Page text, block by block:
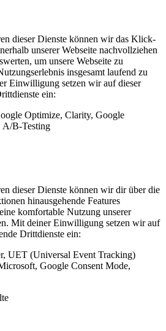
dieser Dienste können wir das Klick-
unserer Webseite nachvollziehen
um unsere Webseite zu
insgesamt laufend zu
Einwilligung setzen wir auf dieser
ein:
Optimize, Clarity, Google
A/B-Testing
dieser Dienste können wir dir über die
hinausgehende Features
komfortable Nutzung unserer
Mit deiner Einwilligung setzen wir auf
Drittdienste ein:
UET (Universal Event Tracking)
Google Consent Mode,